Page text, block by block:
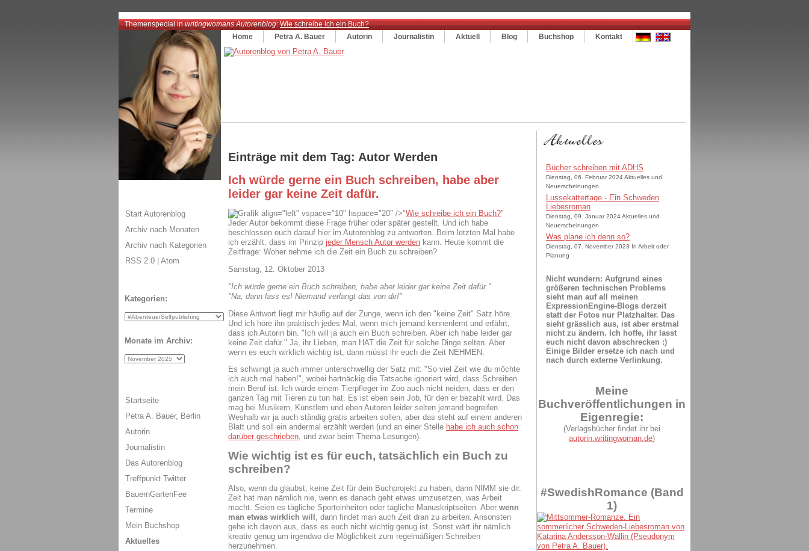
Themenspecial inwritingwomans Autorenblog:Wie schreibe ich ein Buch?
Home
Petra A. Bauer Autorin Journalistin Aktuell Blog Buchshop Kontakt
Einträge mit dem Tag: Autor Werden
Ich würde gerne ein Buch schreiben, habe aber
leider gar keine Zeit dafür.
align="left" vspace="10" hspace="20" />"Wie schreibe ich ein Buch?"
Jeder Autor bekommt diese Frage früher oder später gestellt. Und ich habe
beschlossen euch darauf hier im Autorenblog zu antworten. Beim letzten Mal habe
ich erzählt, dass im Prinzip jeder Mensch Autor werden kann. Heute kommt die
Zeitfrage: Woher nehme ich die Zeit ein Buch zu schreiben?
Samstag, 12. Oktober 2013
"Ich würde gerne ein Buch schreiben, habe aber leider gar keine Zeit dafür."
"Na, dann lass es! Niemand verlangt das von dir!"
Diese Antwort liegt mir häufig auf der Zunge, wenn ich den "keine Zeit" Satz höre.
Und ich höre ihn praktisch jedes Mal, wenn mich jemand kennenlernt und erfährt,
dass ich Autorin bin. "Ich will ja auch ein Buch schreiben. Aber ich habe leider gar
keine Zeit dafür." Ja, ihr Lieben, man HAT die Zeit für solche Dinge selten. Aber
wenn es euch wirklich wichtig ist, dann müsst ihr euch die Zeit NEHMEN.
Es schwingt ja auch immer unterschwellig der Satz mit: "So viel Zeit wie du möchte
ich auch mal haben!", wobei hartnäckig die Tatsache ignoriert wird, dass Schreiben
mein Beruf ist. Ich würde einem Tierpfleger im Zoo auch nicht neiden, dass er den
ganzen Tag mit Tieren zu tun hat. Es ist eben sein Job, für den er bezahlt wird. Das
mag bei Musikern, Künstlern und eben Autoren leider selten jemand begreifen.
Weshalb wir ja auch ständig gratis arbeiten sollen, aber das steht auf einem anderen
Blatt und soll ein andermal erzählt werden (und an einer Stelle habe ich auch schon
darüber geschrieben, und zwar beim Thema Lesungen).
Wie wichtig ist es für euch, tatsächlich ein Buch zu
schreiben?
Also, wenn du glaubst, keine Zeit für dein Buchprojekt zu haben, dann NIMM sie dir.
Zeit hat man nämlich nie, wenn es danach geht etwas umzusetzen, was Arbeit
macht. Seien es tägliche Sporteinheiten oder tägliche Manuskriptseiten. Aber wenn
man etwas wirklich will
, dann findet man auch Zeit dran zu arbeiten. Ansonsten
gehe ich davon aus, dass es euch nicht wichtig genug ist. Sonst wärt ihr nämlich
kreativ genug um irgendwo die Möglichkeit zum regelmäßigen Schreiben
herzunehmen.
Bücher schreiben mit ADHS
Dienstag, 06. Februar 2024 Aktuelles und
Neuerscheinungen
Lussekattertage - Ein Schweden
Liebesroman
Dienstag, 09. Januar 2024 Aktuelles und
Neuerscheinungen
Was plane ich denn so?
Dienstag, 07. November 2023 In Arbeit oder
Planung
Nicht wundern: Aufgrund eines
größeren technischen Problems
sieht man auf all meinen
ExpressionEngine-Blogs derzeit
statt der Fotos nur Platzhalter. Das
sieht grässlich aus, ist aber erstmal
nicht zu ändern. Ich hoffe, ihr lasst
euch nicht davon abschrecken :)
Einige Bilder ersetze ich nach und
nach durch externe Verlinkung.
Meine
Buchveröffentlichungen in
Eigenregie:
(Verlagsbücher findet ihr bei
autorin.writingwoman.de)
#SwedishRomance (Band
1)
Start Autorenblog
Archiv nach Monaten
Archiv nach Kategorien
RSS 2.0 | Atom
Kategorien:
Monate im Archiv:
Startseite
Petra A. Bauer, Berlin
Autorin
Journalistin
Das Autorenblog
Treffpunkt Twitter
BauernGartenFee
Termine
Mein Buchshop
Aktuelles